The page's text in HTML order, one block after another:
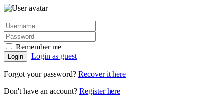
Remember me
Login Login as guest
Forgot your password? Recover it here
Don't have an account? Register here